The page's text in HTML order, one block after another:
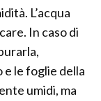
L’acqua
In caso di
e le foglie della
umidi, ma